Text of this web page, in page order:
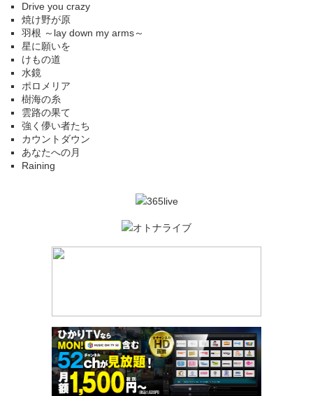
Drive you crazy
焼け野が原
羽根 ～lay down my arms～
星に願いを
けもの道
水鏡
ポロメリア
樹海の糸
雲路の果て
強く儚い者たち
カウントダウン
あなたへの月
Raining